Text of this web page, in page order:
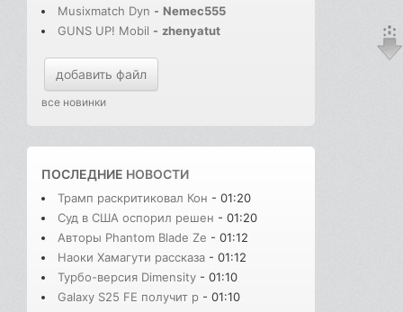
Musixmatch Dyn - Nemec555
GUNS UP! Mobil - zhenyatut
добавить файл
все новинки
ПОСЛЕДНИЕ НОВОСТИ
Трамп раскритиковал Кон - 01:20
Суд в США оспорил решен - 01:20
Авторы Phantom Blade Ze - 01:12
Наоки Хамагути рассказа - 01:12
Турбо-версия Dimensity - 01:10
Galaxy S25 FE получит р - 01:10